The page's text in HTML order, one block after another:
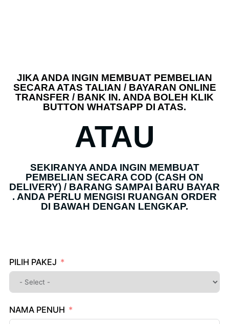
JIKA ANDA INGIN MEMBUAT PEMBELIAN
SECARA ATAS TALIAN / BAYARAN ONLINE
TRANSFER / BANK IN. ANDA BOLEH KLIK
BUTTON WHATSAPP DI ATAS.
ATAU
SEKIRANYA ANDA INGIN MEMBUAT
PEMBELIAN SECARA COD (CASH ON
DELIVERY) / BARANG SAMPAI BARU BAYAR
. ANDA PERLU MENGISI RUANGAN ORDER
DI BAWAH DENGAN LENGKAP.
PILIH PAKEJ
NAMA PENUH